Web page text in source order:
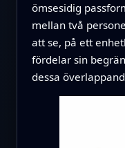
ömsesidig
mellan två
att se, på ett
fördelar sin
dessa